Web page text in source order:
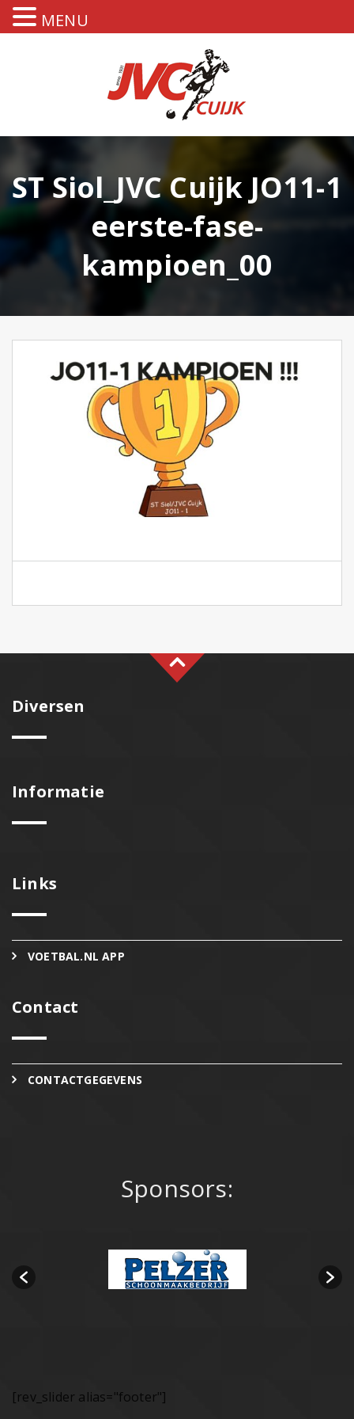
ST Siol_JVC Cuijk JO11-1
eerste-fase-
kampioen_00
Diversen
Informatie
Links
VOETBAL.NL APP
Contact
CONTACTGEGEVENS
Sponsors:
[rev_slider alias="footer"]
MENU